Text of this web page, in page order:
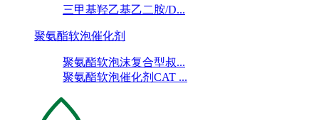
三甲基羟乙基乙二胺/D...
聚氨酯软泡催化剂
聚氨酯软泡沫复合型叔...
聚氨酯软泡催化剂CAT ...